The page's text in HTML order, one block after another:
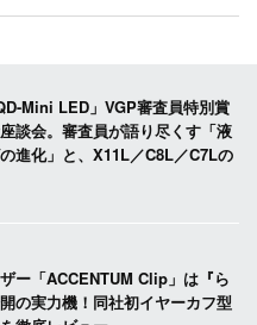
Mini LED」VGP審査員特別賞
談会。審査員が語り尽くす「液
進化」と、X11L／C8L／C7Lの
ー「ACCENTUM Clip」は『ら
の実力機！同社初イヤーカフ型